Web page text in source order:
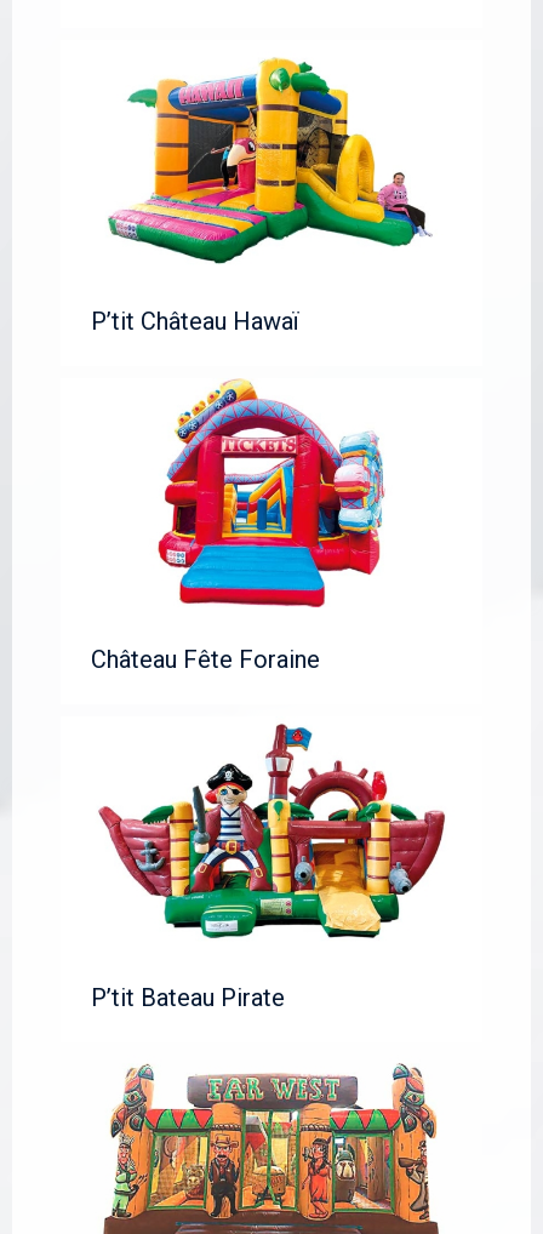
P’tit Château Hawaï
Château Fête Foraine
P’tit Bateau Pirate